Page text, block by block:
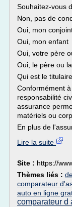
Souhaitez-vous
Non, pas de
Oui, mon
Oui, mon enfant
Oui, votre père
Oui, le père ou
Qui est le
Conformément
responsabilité
assurance
matériels ou
En plus de
Lire la suite
Site : https://
Thèmes liés :
comparateur
auto en ligne
comparateur d